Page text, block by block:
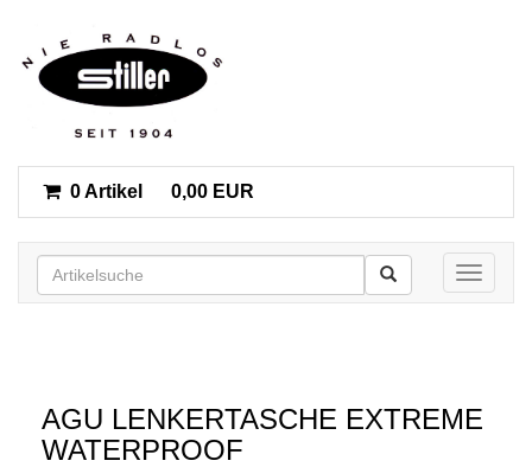
0 Artikel 0,00 EUR
Toggle
AGU LENKERTASCHE EXTREME
WATERPROOF